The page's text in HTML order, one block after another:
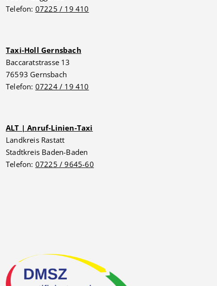
Telefon: 07225 / 19 410
Taxi-Holl Gernsbach
Baccaratstrasse 13
76593 Gernsbach
Telefon: 07224 / 19 410
ALT | Anruf-Linien-Taxi
Landkreis Rastatt
Stadtkreis Baden-Baden
Telefon: 07225 / 9645-60